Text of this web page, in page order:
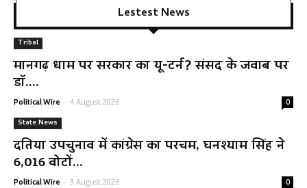
Lestest News
Tribal
मानगढ़ धाम पर सरकार का यू-टर्न? संसद के जवाब पर
डॉ....
Political Wire - 4 August 2026 0
State News
दतिया उपचुनाव में कांग्रेस का परचम, घनश्याम सिंह ने
6,016 वोटों...
Political Wire - 3 August 2026 0